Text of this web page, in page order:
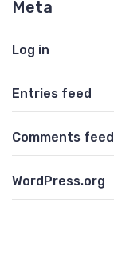
Meta
Log in
Entries feed
Comments feed
WordPress.org